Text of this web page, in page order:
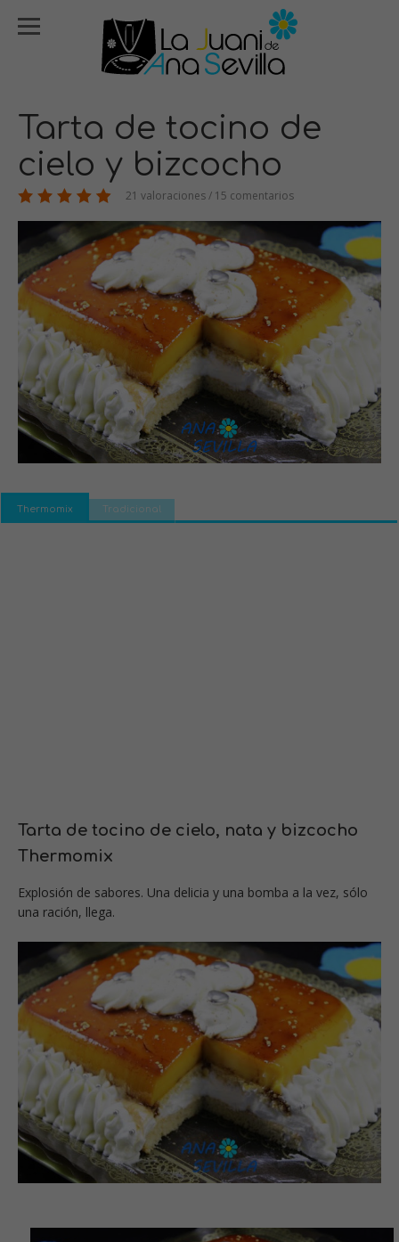
Tarta de tocino de
cielo y bizcocho
21 valoraciones / 15 comentarios
Thermomix Tradicional
Tarta de tocino de cielo, nata y bizcocho
Thermomix
Explosión de sabores. Una delicia y una bomba a la vez, sólo
una ración, llega.